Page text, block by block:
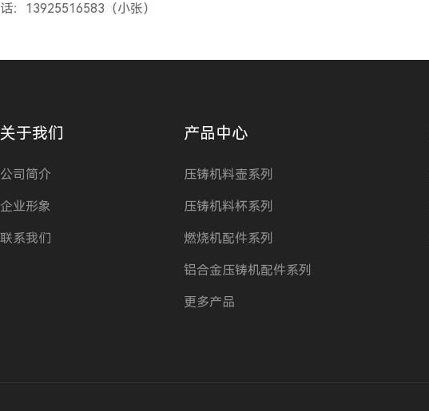
话：13925516583（小张）
关于我们
公司简介
企业形象
联系我们
产品中心
压铸机料壶系列
压铸机料杯系列
燃烧机配件系列
铝合金压铸机配件系列
更多产品